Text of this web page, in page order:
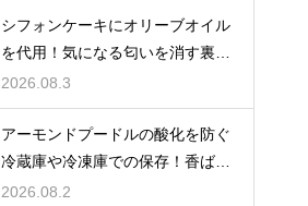
シフォンケーキにオリーブオイル
を代用！気になる匂いを消す裏ワ
ザ
2026.08.3
アーモンドプードルの酸化を防ぐ
冷蔵庫や冷凍庫での保存！香ばし
い風味を保ってお菓子を美味しく
2026.08.2